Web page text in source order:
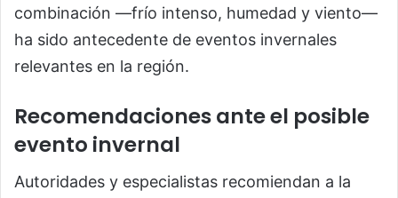
combinación —frío intenso, humedad y viento—
ha sido antecedente de eventos invernales
relevantes en la región.
Recomendaciones ante el posible
evento invernal
Autoridades y especialistas recomiendan a la